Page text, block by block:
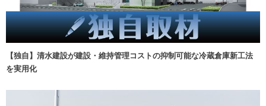
【独自】清水建設が建設・維持管理コストの抑制可能な冷蔵倉庫新工法
を実用化